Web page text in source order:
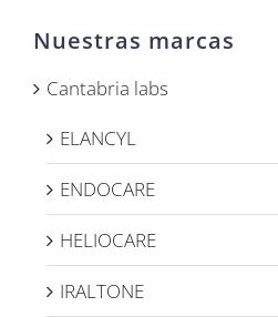
Nuestras marcas
Cantabria labs
ELANCYL
ENDOCARE
HELIOCARE
IRALTONE